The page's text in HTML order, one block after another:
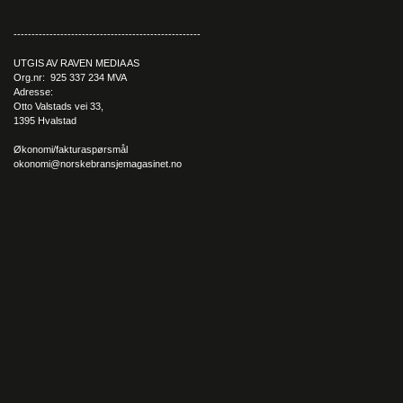
----------------------------------------------------
UTGIS AV RAVEN MEDIA AS
Org.nr: 925 337 234 MVA
Adresse:
Otto Valstads vei 33,
1395 Hvalstad
Økonomi/fakturaspørsmål
okonomi@norskebransjemagasinet.no